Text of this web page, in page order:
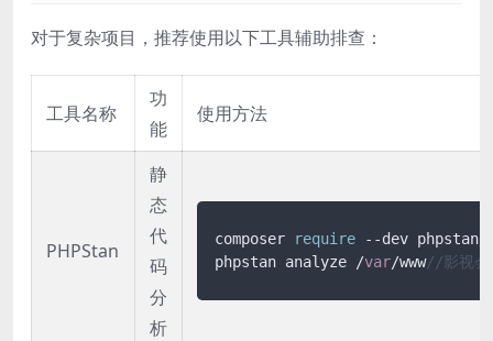
对于复杂项目，推荐使用以下工具辅助排查：
工具名称
功
能
使用方法
PHPStan
静
态
代
码
分
析
composer require --dev phpstan/
phpstan analyze /var/www//影视会